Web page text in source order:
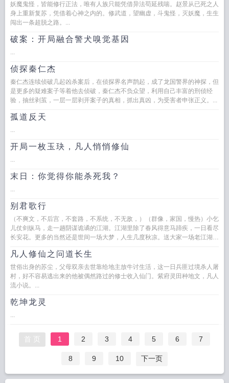
妖魔鬼怪，皆能修行正法，唯有人族只能凭借异法苟延残喘。赵景从已死之人
身上重新复苏，凭借着心神之内的。修武道，望幽虚，斗鬼怪，灭妖魔，生生
闯出一条超脱之路。...
破案：开局融合警犬嗅觉基因
...
侦探秦仁杰
秦仁杰连续侦破几起凶杀案后，在侦探界名声鹊起，成了龙国警界的神探，但
是更多的疑难案子等着他去侦破，秦仁杰不负众望，利用自己丰富的刑侦经
验，抽丝剥茧，一层一层剥开案子的真相，抓出真凶，为受害者申张正义。...
孤道反天
...
开局一枚玉玦，凡人悄悄修仙
...
末日：你觉得你能杀死我？
...
别君歌行
（不爽文，不后宫，不套路，不系统，不无敌，）（群像，家国，慢热）小乞
儿仗剑纵马，走一趟阴谋诡谲的江湖。江湖里除了春风得意马蹄疾，一日看尽
长安花。更多的当然还是世间一场大梦，人生几度秋凉。送大家一场老江湖，
凡人修仙之问道长生
世俗出身的苏尘，父母双亲去世靠给地主放牛讨生活，这一日兵匪过境杀人屠
村，好不容易逃出来的他被偶然路过的修士收入仙门。紫府灵田种地文，凡人
流小说。...
乾坤龙灵
...
首 页 1 2 3 4 5 6 7
8 9 10 下一页